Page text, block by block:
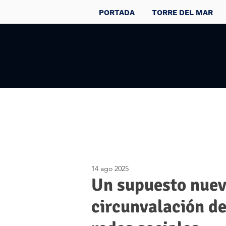
PORTADA TORRE DEL MAR
Un supuesto
circunvalación
14 ago 2025